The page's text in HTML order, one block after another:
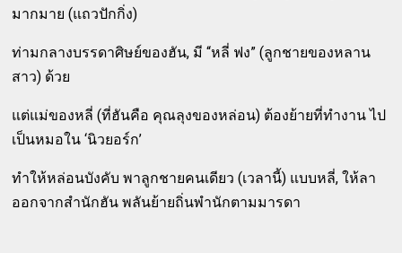
มากมาย (แถวปักกิ่ง)
ท่ามกลางบรรดาศิษย์ของฮัน, มี “หลี่ ฟง” (ลูกชายของหลาน
สาว) ด้วย
แต่แม่ของหลี่ (ที่ฮันคือ คุณลุงของหล่อน) ต้องย้ายที่ทำงาน ไป
เป็นหมอใน ‘นิวยอร์ก’
ทำให้หล่อนบังคับ พาลูกชายคนเดียว (เวลานี้) แบบหลี่, ให้ลา
ออกจากสำนักฮัน พลันย้ายถิ่นพำนักตามมารดา